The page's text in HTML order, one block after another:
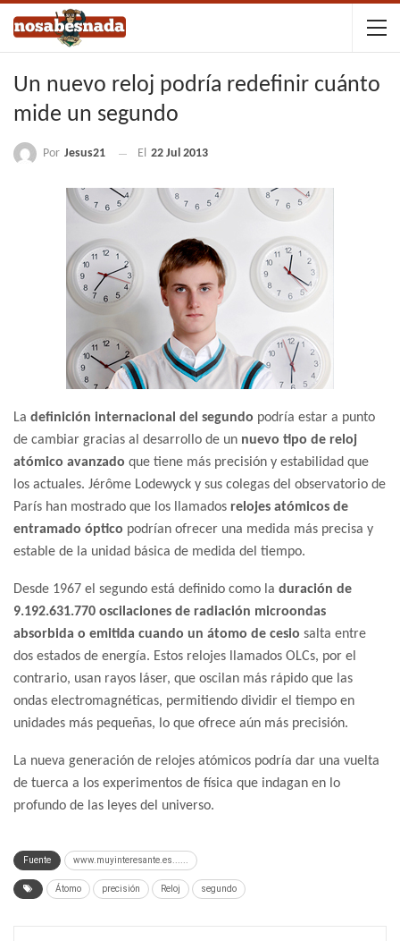
Un nuevo reloj podría redefinir cuánto
mide un segundo
Por Jesus21 El 22 Jul 2013
La definición internacional del segundo podría estar a punto
de cambiar gracias al desarrollo de un nuevo tipo de reloj
atómico avanzado que tiene más precisión y estabilidad que
los actuales. Jérôme Lodewyck y sus colegas del observatorio de
París han mostrado que los llamados relojes atómicos de
entramado óptico podrían ofrecer una medida más precisa y
estable de la unidad básica de medida del tiempo.
Desde 1967 el segundo está definido como la duración de
9.192.631.770 oscilaciones de radiación microondas
absorbida o emitida cuando un átomo de cesio salta entre
dos estados de energía. Estos relojes llamados OLCs, por el
contrario, usan rayos láser, que oscilan más rápido que las
ondas electromagnéticas, permitiendo dividir el tiempo en
unidades más pequeñas, lo que ofrece aún más precisión.
La nueva generación de relojes atómicos podría dar una vuelta
de tuerca a los experimentos de física que indagan en lo
profundo de las leyes del universo.
Fuente www.muyinteresante.es......
Átomo precisión Reloj segundo